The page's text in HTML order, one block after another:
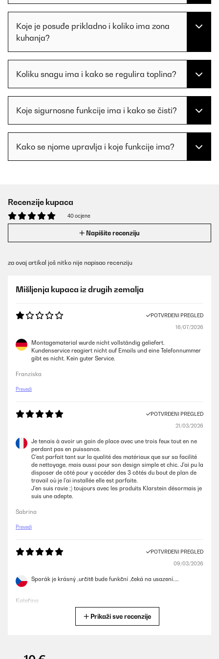
Koje je posuđe prikladno i koliko ima zona
kuhanja?
Koliku snagu ima i kako se regulira toplina?
Koje sigurnosne funkcije ima i kako se čisti?
Kako se njome upravlja i koje funkcije ima?
Recenzije kupaca
40 ocjene
Napišite recenziju
za ovaj artikal još nitko nije napisao recenziju
Mišljenja kupaca iz drugih zemalja
POTVRĐENI PREGLED
16/07/2026
Montagematerial wurde nicht vollständig geliefert.
Kundenservice reagiert nicht auf Emails und eine Telefonnummer
gibt es nicht. Kein guter Service.
Franziska
Prevedi
POTVRĐENI PREGLED
21/03/2026
Je tenais à avoir un gain de place avec une trois feux tout en ne
perdant pas en puissance.
C'est parfait tant sur la qualité des matériaux que sur sa facilité
de nettoyage, mais aussi pour son design simple et chic. J'ai pu la
disposer de côté pour y accéder des 3 côtés du bout de plan de
travail où je l'ai installée elle est parfaite.
J'en suis ravie ;) toujours avec les produits Klarstein désormais je
suis une adepte.
Sabrina
Prevedi
POTVRĐENI PREGLED
09/03/2026
Sporák je krásný ,určitě bude funkční ,čeká na usazení....
Kateřina
Prikaži sve recenzije